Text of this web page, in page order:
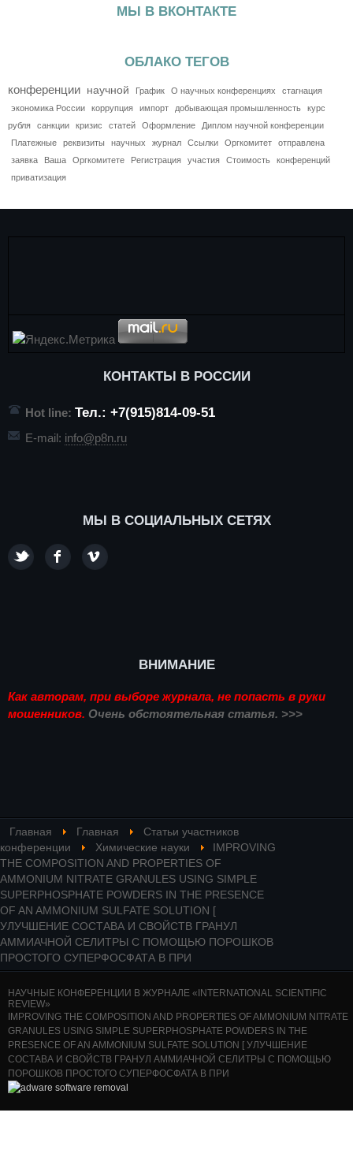
МЫ В ВКОНТАКТЕ
ОБЛАКО ТЕГОВ
конференции научной График О научных конференциях
стагнация
экономика России
коррупция импорт добывающая промышленность
курс
рубля
санкции кризис статей Оформление
Диплом научной конференции
Платежные
реквизиты научных журнал Ссылки Оргкомитет
отправлена
заявка
Ваша Оргкомитете Регистрация участия Стоимость
конференций
приватизация
КОНТАКТЫ В РОССИИ
Hot line: Тел.: +7(915)814-09-51
E-mail: info@p8n.ru
МЫ В СОЦИАЛЬНЫХ СЕТЯХ
ВНИМАНИЕ
Как авторам, при выборе журнала, не попасть в руки
мошенников. Очень обстоятельная статья. >>>
Главная Главная
Статьи участников
конференции
Химические науки
IMPROVING
THE COMPOSITION AND PROPERTIES OF
AMMONIUM NITRATE GRANULES USING SIMPLE
SUPERPHOSPHATE POWDERS IN THE PRESENCE
OF AN AMMONIUM SULFATE SOLUTION [
УЛУЧШЕНИЕ СОСТАВА И СВОЙСТВ ГРАНУЛ
АММИАЧНОЙ СЕЛИТРЫ С ПОМОЩЬЮ ПОРОШКОВ
ПРОСТОГО СУПЕРФОСФАТА В ПРИ
НАУЧНЫЕ КОНФЕРЕНЦИИ В ЖУРНАЛЕ «INTERNATIONAL SCIENTIFIC
REVIEW»
IMPROVING THE COMPOSITION AND PROPERTIES OF AMMONIUM NITRATE
GRANULES USING SIMPLE SUPERPHOSPHATE POWDERS IN THE
PRESENCE OF AN AMMONIUM SULFATE SOLUTION [ УЛУЧШЕНИЕ
СОСТАВА И СВОЙСТВ ГРАНУЛ АММИАЧНОЙ СЕЛИТРЫ С ПОМОЩЬЮ
ПОРОШКОВ ПРОСТОГО СУПЕРФОСФАТА В ПРИ